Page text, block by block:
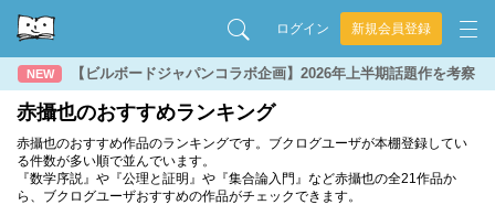
ログイン 新規会員登録
NEW 【ビルボードジャパンコラボ企画】2026年上半期話題作を考察
赤攝也のおすすめランキング
赤攝也のおすすめ作品のランキングです。ブクログユーザが本棚登録してい
る件数が多い順で並んでいます。
『数学序説』や『公理と証明』や『集合論入門』など赤攝也の全21作品か
ら、ブクログユーザおすすめの作品がチェックできます。